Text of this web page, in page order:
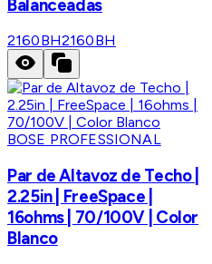
Balanceadas
2160BH2160BH
BOSE PROFESSIONAL
Par de Altavoz de Techo |
2.25in | FreeSpace |
16ohms | 70/100V | Color
Blanco